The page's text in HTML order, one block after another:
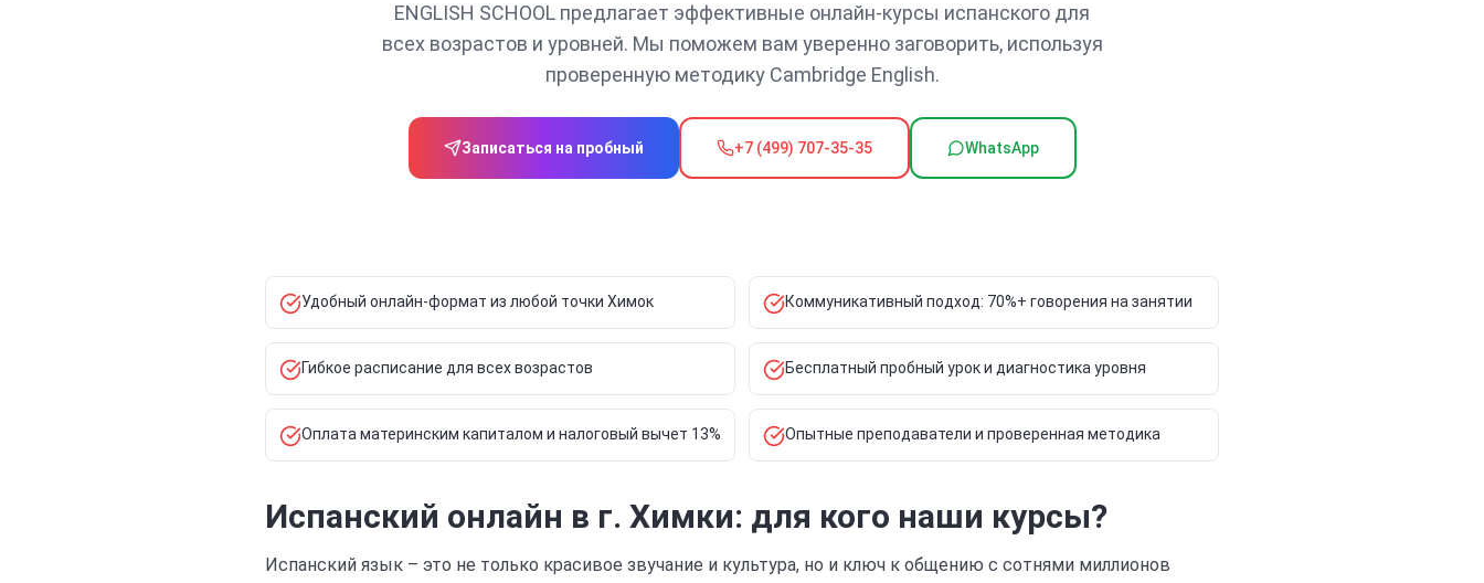
ENGLISH SCHOOL предлагает эффективные онлайн-курсы испанского для
всех возрастов и уровней. Мы поможем вам уверенно заговорить, используя
проверенную методику Cambridge English.
Записаться на пробный +7 (499) 707-35-35 WhatsApp
Удобный онлайн-формат из любой точки Химок Коммуникативный подход: 70%+ говорения на занятии
Гибкое расписание для всех возрастов Бесплатный пробный урок и диагностика уровня
Оплата материнским капиталом и налоговый вычет 13% Опытные преподаватели и проверенная методика
Испанский онлайн в г. Химки: для кого наши курсы?
Испанский язык – это не только красивое звучание и культура, но и ключ к общению с сотнями миллионов